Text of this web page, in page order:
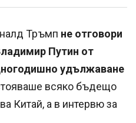
Тръмп не отговори
Путин от
удължаване
всяко бъдещо
Китай, а в интервю за